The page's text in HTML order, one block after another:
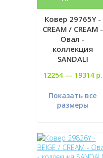
Ковер 29765Y -
CREAM / CREAM -
Овал -
коллекция
SANDALI
12254 — 19314 р.
Показать все
размеры